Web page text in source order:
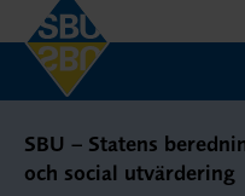
SBU – Statens
och social utvärdering